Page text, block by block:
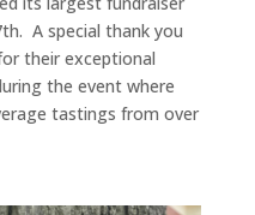
A special thank you
their exceptional
the event where
tastings from over